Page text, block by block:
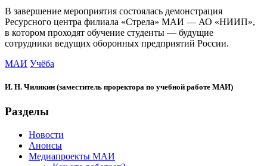
В завершение мероприятия состоялась демонстрация
Ресурсного центра филиала «Стрела» МАИ — АО «НИИП»,
в котором проходят обучение студенты — будущие
сотрудники ведущих оборонных предприятий России.
МАИ Учёба
И. Н. Чиликин (заместитель проректора по учебной работе МАИ)
Разделы
Новости
Анонсы
Медиапроекты МАИ